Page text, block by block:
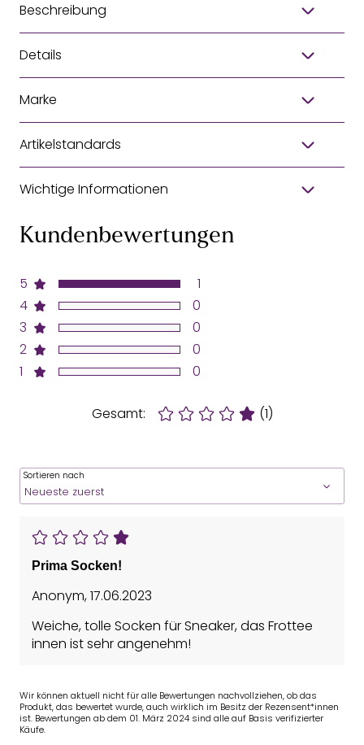
Beschreibung
Details
Marke
Artikelstandards
Wichtige Informationen
Kundenbewertungen
5
4
3
2
1
1
0
0
0
0
Gesamt: (1)
Sortieren nach
Prima Socken!
Anonym,17.06.2023
Weiche, tolle Socken für Sneaker, das Frottee
innen ist sehr angenehm!
Wir können aktuell nicht für alle Bewertungen nachvollziehen, ob das
Produkt, das bewertet wurde, auch wirklich im Besitz der Rezensent*innen
ist. Bewertungen ab dem 01. März 2024 sind alle auf Basis verifizierter
Käufe.